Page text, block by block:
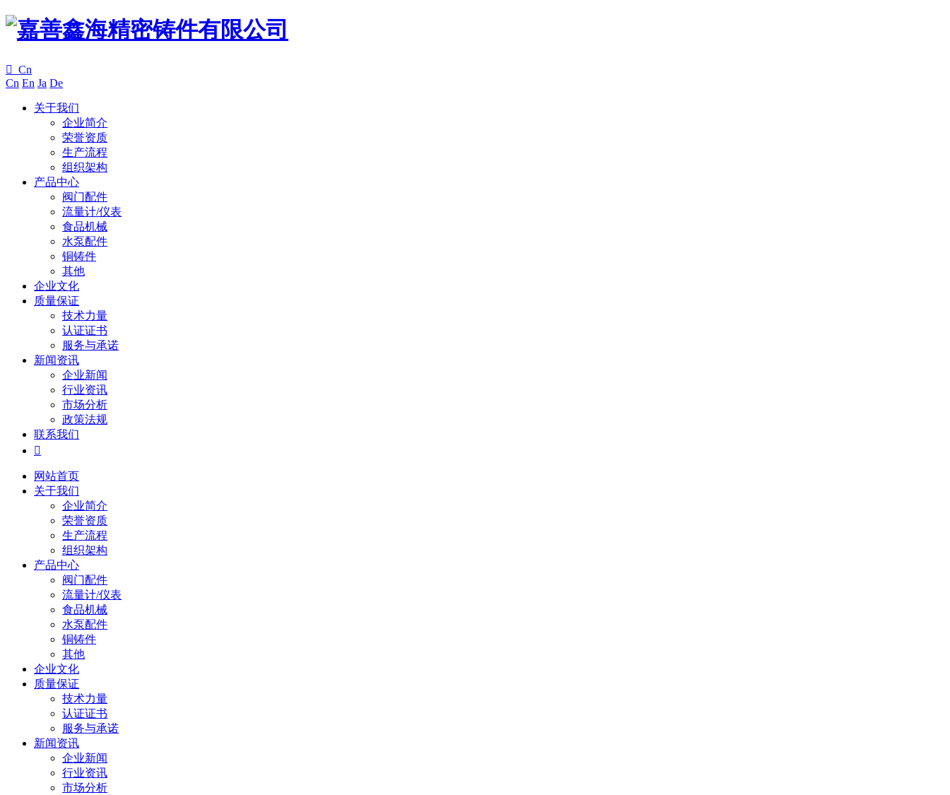
 Cn
Cn En Ja De
关于我们
企业简介
荣誉资质
生产流程
组织架构
产品中心
阀门配件
流量计/仪表
食品机械
水泵配件
铜铸件
其他
企业文化
质量保证
技术力量
认证证书
服务与承诺
新闻资讯
企业新闻
行业资讯
市场分析
政策法规
联系我们

网站首页
关于我们
企业简介
荣誉资质
生产流程
组织架构
产品中心
阀门配件
流量计/仪表
食品机械
水泵配件
铜铸件
其他
企业文化
质量保证
技术力量
认证证书
服务与承诺
新闻资讯
企业新闻
行业资讯
市场分析